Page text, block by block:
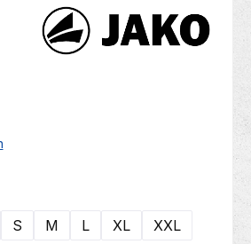
S M L XL
XXL